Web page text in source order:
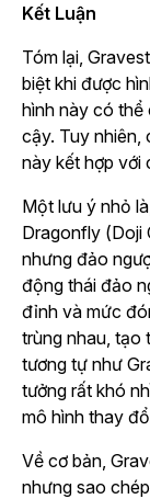
Kết Luận
Tóm lại,
biệt khi được
hình này có thể
cậy. Tuy nhiên,
này kết hợp với
Một lưu ý nhỏ
Dragonfly (Doji
nhưng đảo
động thái đảo
đỉnh và mức
trùng nhau, tạo
tương tự như
tưởng rất khó
mô hình thay
Về cơ bản,
nhưng sao